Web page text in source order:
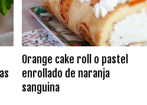
Orange cake roll o pastel
enrollado de naranja
sanguina